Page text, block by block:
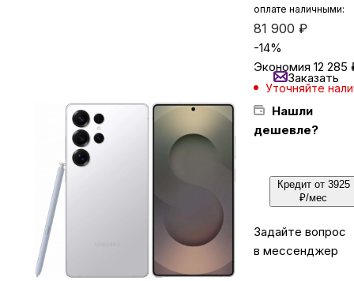
Сумки и чемоданы
LEGO
Для домашних питомцев
Умный дом и безопасность
Автомобильные аксессуары
оплате наличными:
81 900 ₽
-14%
Экономия 12 285
Уточняйте
Нашли
дешевле?
Заказать
Кредит от 3925
₽/мес
Задайте вопрос
в мессенджер